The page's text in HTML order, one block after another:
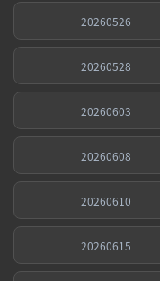
20260526
20260528
20260603
20260608
20260610
20260615